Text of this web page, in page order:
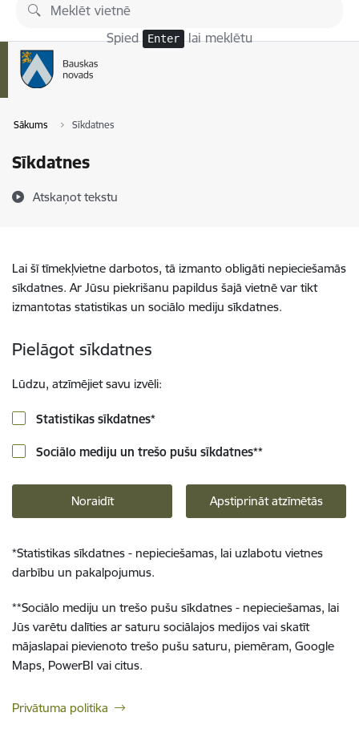
Pāriet uz lapas saturu
Spied Enter lai meklētu
Sākums Sīkdatnes
Sīkdatnes
Atskaņot tekstu
Lai šī tīmekļvietne darbotos, tā izmanto obligāti nepieciešamās
sīkdatnes. Ar Jūsu piekrišanu papildus šajā vietnē var tikt
izmantotas statistikas un sociālo mediju sīkdatnes.
Pielāgot sīkdatnes
Lūdzu, atzīmējiet savu izvēli:
Statistikas sīkdatnes*
Sociālo mediju un trešo pušu sīkdatnes**
Noraidīt Apstiprināt atzīmētās
*Statistikas sīkdatnes - nepieciešamas, lai uzlabotu vietnes
darbību un pakalpojumus.
**Sociālo mediju un trešo pušu sīkdatnes - nepieciešamas, lai
Jūs varētu dalīties ar saturu sociālajos medijos vai skatīt
mājaslapai pievienoto trešo pušu saturu, piemēram, Google
Maps, PowerBI vai citus.
Privātuma politika